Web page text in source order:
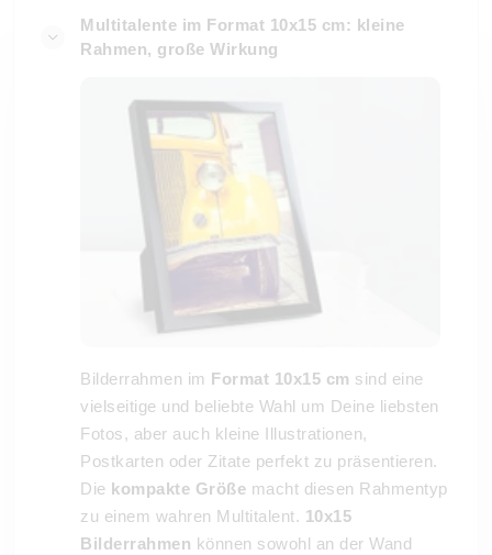
Multitalente im Format 10x15 cm: kleine
Rahmen, große Wirkung
Bilderrahmen im Format 10x15 cm sind eine
vielseitige und beliebte Wahl um Deine liebsten
Fotos, aber auch kleine Illustrationen,
Postkarten oder Zitate perfekt zu präsentieren.
Die kompakte Größe macht diesen Rahmentyp
zu einem wahren Multitalent. 10x15
Bilderrahmen können sowohl an der Wand